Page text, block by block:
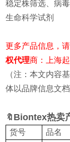
稳定株筛选、病
生命科学试剂
更多产品信息，请
权代理商：上海起
（注：本文内容
体以品牌信息文档
🔖 Biontex热卖
货号 品名